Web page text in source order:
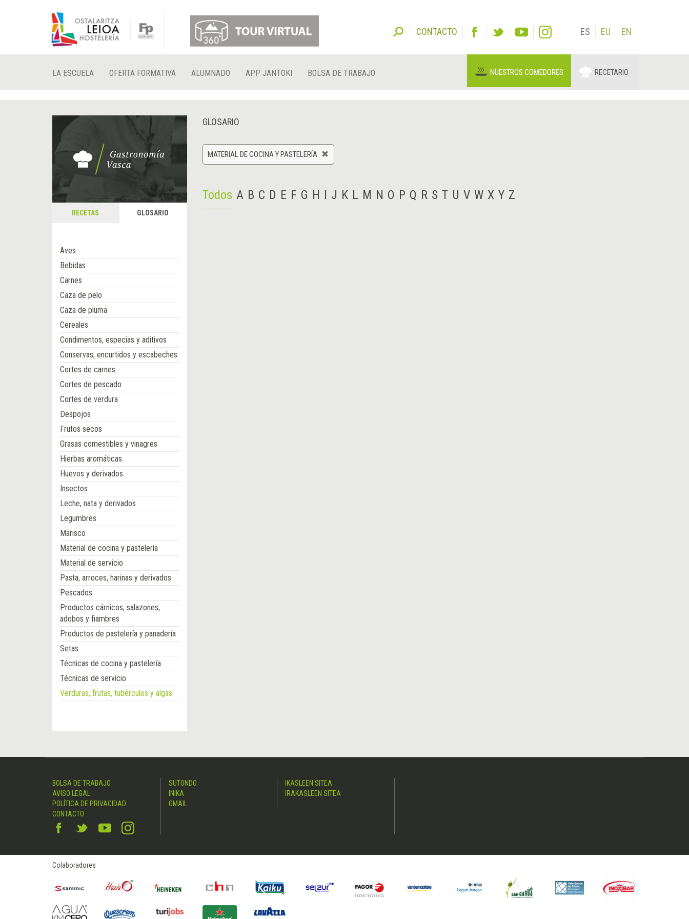
CONTACTO ES EU EN
LA ESCUELA OFERTA FORMATIVA ALUMNADO APP JANTOKI BOLSA DE TRABAJO NUESTROS COMEDORES RECETARIO
RECETAS GLOSARIO
Aves
Bebidas
Carnes
Caza de pelo
Caza de pluma
Cereales
Condimentos, especias y aditivos
Conservas, encurtidos y escabeches
Cortes de carnes
Cortes de pescado
Cortes de verdura
Despojos
Frutos secos
Grasas comestibles y vinagres
Hierbas aromáticas
Huevos y derivados
Insectos
Leche, nata y derivados
Legumbres
Marisco
Material de cocina y pastelería
Material de servicio
Pasta, arroces, harinas y derivados
Pescados
Productos cárnicos, salazones,
adobos y fiambres
Productos de pastelería y panadería
Setas
Técnicas de cocina y pastelería
Técnicas de servicio
Verduras, frutas, tubérculos y algas
GLOSARIO
MATERIAL DE COCINA Y PASTELERÍA
Todos A B C D E F G H I J K L M N O P Q R S T U V W X Y Z
BOLSA DE TRABAJO
AVISO LEGAL
POLÍTICA DE PRIVACIDAD
CONTACTO
SUTONDO
INIKA
GMAIL
IKASLEEN SITEA
IRAKASLEEN SITEA
Colaboradores